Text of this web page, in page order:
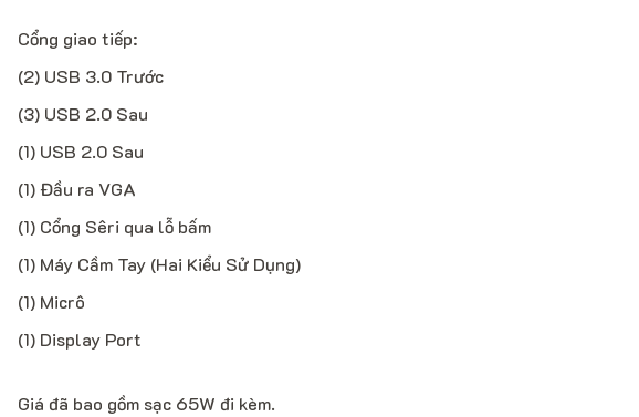
Cổng giao tiếp:
(2) USB 3.0 Trước
(3) USB 2.0 Sau
(1) USB 2.0 Sau
(1) Đầu ra VGA
(1) Cổng Sêri qua lỗ bấm
(1) Máy Cầm Tay (Hai Kiểu Sử Dụng)
(1) Micrô
(1) Display Port
Giá đã bao gồm sạc 65W đi kèm.